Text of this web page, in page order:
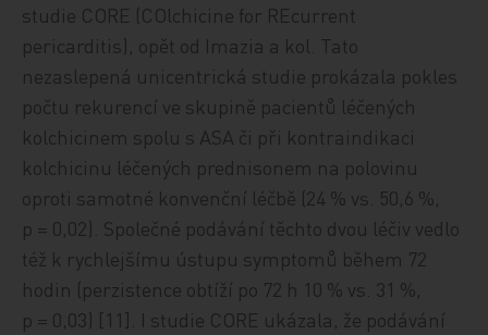
studie CORE (COlchicine for REcurrent
pericarditis), opět od Imazia a kol. Tato
nezaslepená unicentrická studie prokázala pokles
počtu rekurencí ve skupině pacientů léčených
kolchicinem spolu s ASA či při kontraindikaci
kolchicinu léčených prednisonem na polovinu
oproti samotné konvenční léčbě (24 % vs. 50,6 %,
p = 0,02). Společné podávání těchto dvou léčiv vedlo
též k rychlejšímu ústupu symptomů během 72
hodin (perzistence obtíží po 72 h 10 % vs. 31 %,
p = 0,03) [11]. I studie CORE ukázala, že podávání